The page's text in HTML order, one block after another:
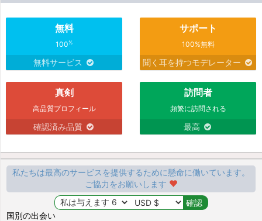
無料
100%
無料サービス
サポート
100%無料
聞く耳を持つモデレーター
真剣
高品質プロフィール
確認済み品質
訪問者
頻繁に訪問される
最高
私たちは最高のサービスを提供するために懸命に働いています。
ご協力をお願いします
国別の出会い